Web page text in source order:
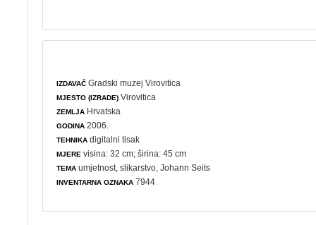
IZDAVAČ Gradski muzej Virovitica
MJESTO (IZRADE) Virovitica
ZEMLJA Hrvatska
GODINA 2006.
TEHNIKA digitalni tisak
MJERE visina: 32 cm; širina: 45 cm
TEMA umjetnost ,slikarstvo , Johann Seits
INVENTARNA OZNAKA 7944